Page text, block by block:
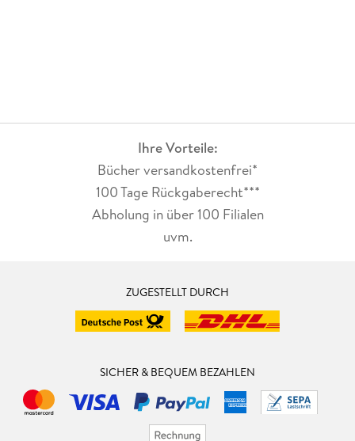
Ihre Vorteile:
Bücher versandkostenfrei*
100 Tage Rückgaberecht***
Abholung in über 100 Filialen
uvm.
ZUGESTELLT DURCH
SICHER & BEQUEM BEZAHLEN